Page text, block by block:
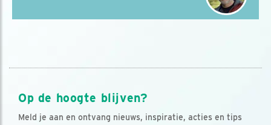
Op de hoogte blijven?
Meld je aan en ontvang nieuws, inspiratie, acties en tips